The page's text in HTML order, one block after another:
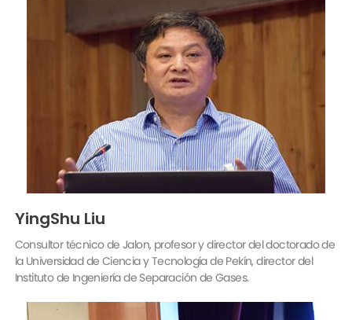
YingShu Liu
Consultor técnico de Jalon, profesor y director del doctorado de
la Universidad de Ciencia y Tecnología de Pekín, director del
Instituto de Ingeniería de Separación de Gases.